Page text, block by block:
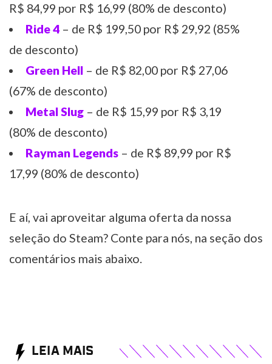
R$ 84,99 por R$ 16,99 (80% de desconto)
Ride 4– de R$ 199,50 por R$ 29,92 (85%
de desconto)
Green Hell– de R$ 82,00 por R$ 27,06
(67% de desconto)
Metal Slug– de R$ 15,99 por R$ 3,19
(80% de desconto)
Rayman Legends– de R$ 89,99 por R$
17,99 (80% de desconto)
E aí, vai aproveitar alguma oferta da nossa
seleção do Steam? Conte para nós, na seção dos
comentários mais abaixo.
LEIA MAIS